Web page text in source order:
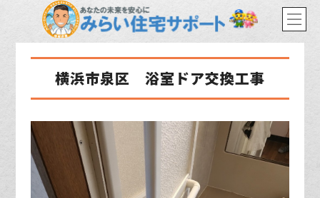
横浜市泉区 浴室ドア交換工事